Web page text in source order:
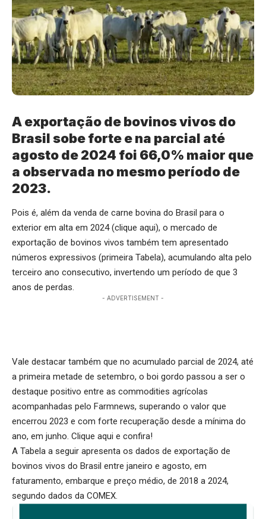
A exportação de bovinos vivos do
Brasil sobe forte e na parcial até
agosto de 2024 foi 66,0% maior que
a observada no mesmo período de
2023.
Pois é, além da venda de carne bovina do Brasil para o
exterior em alta em 2024 (clique aqui), o mercado de
exportação de bovinos vivos também tem apresentado
números expressivos (primeira Tabela), acumulando alta pelo
terceiro ano consecutivo, invertendo um período de que 3
anos de perdas.
- ADVERTISEMENT -
Vale destacar também que no acumulado parcial de 2024, até
a primeira metade de setembro, o boi gordo passou a ser o
destaque positivo entre as commodities agrícolas
acompanhadas pelo Farmnews, superando o valor que
encerrou 2023 e com forte recuperação desde a mínima do
ano, em junho. Clique aqui e confira!
A Tabela a seguir apresenta os dados de exportação de
bovinos vivos do Brasil entre janeiro e agosto, em
faturamento, embarque e preço médio, de 2018 a 2024,
segundo dados da COMEX.